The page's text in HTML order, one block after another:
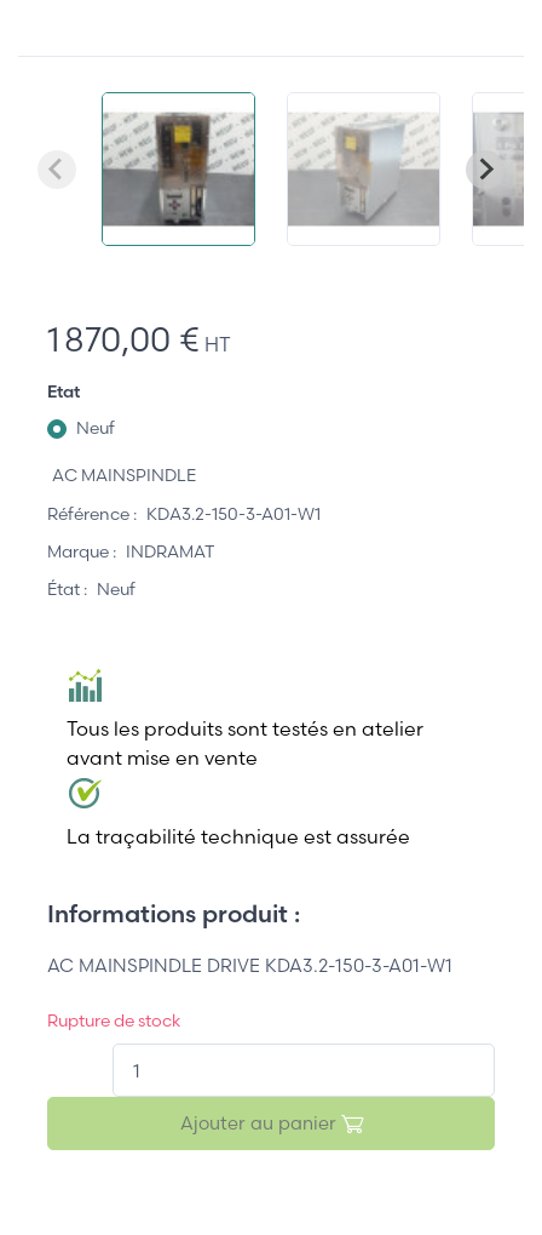
1 870,00 € HT
Etat
Neuf
AC MAINSPINDLE
Référence : KDA3.2-150-3-A01-W1
Marque : INDRAMAT
État : Neuf
Tous les produits sont testés en atelier
avant mise en vente
La traçabilité technique est assurée
Informations produit :
AC MAINSPINDLE DRIVE KDA3.2-150-3-A01-W1
Rupture de stock
Ajouter au panier